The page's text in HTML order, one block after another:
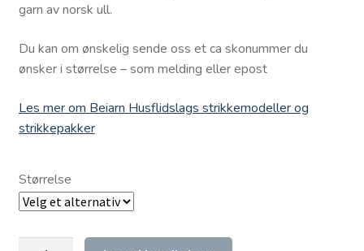
garn av norsk ull.
Du kan om ønskelig sende oss et ca skonummer du
ønsker i størrelse – som melding eller epost
Les mer om Beiarn Husflidslags strikkemodeller og
strikkepakker
Størrelse